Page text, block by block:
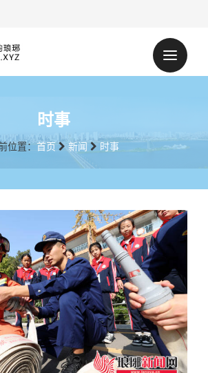
时事
位置： 首页 新闻 时事